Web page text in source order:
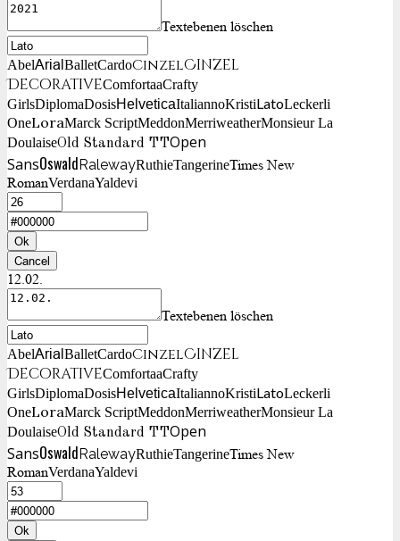
Textebenen löschen
AbelArialBalletCardoCinzelCinzel
DecorativeComfortaaCrafty
GirlsDiplomaDosisHelveticaItaliannoKristiLatoLeckerli
OneLoraMarck ScriptMeddonMerriweatherMonsieur La
DoulaiseOld Standard TTOpen
SansOswaldRalewayRuthieTangerineTimes New
RomanVerdanaYaldevi
Ok
Cancel
12.02.
Textebenen löschen
AbelArialBalletCardoCinzelCinzel
DecorativeComfortaaCrafty
GirlsDiplomaDosisHelveticaItaliannoKristiLatoLeckerli
OneLoraMarck ScriptMeddonMerriweatherMonsieur La
DoulaiseOld Standard TTOpen
SansOswaldRalewayRuthieTangerineTimes New
RomanVerdanaYaldevi
Ok